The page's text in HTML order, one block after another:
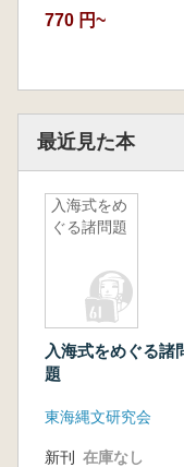
770 円~
最近見た本
入海式をめ
ぐる諸問題
入海式をめぐる諸
題
東海縄文研究会
新刊 在庫なし